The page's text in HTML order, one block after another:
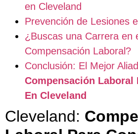
en Cleveland
Prevención de Lesiones
¿Buscas una Carrera en
Compensación Laboral?
Conclusión: El Mejor
Compensación Laboral
En Cleveland
Cleveland: